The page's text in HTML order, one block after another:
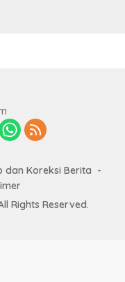
dan Koreksi Berita
Rights Reserved.